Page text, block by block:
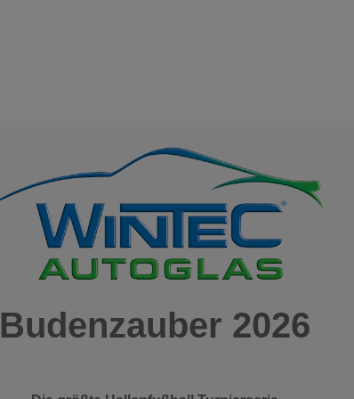
Budenzauber 2026